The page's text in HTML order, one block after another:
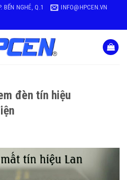
BẾN NGHÉ, Q.1
INFO@HPCEN.VN
đèn tín hiệu